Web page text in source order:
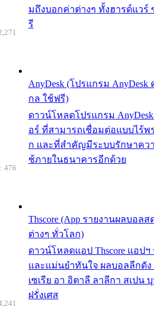
มถึงบอกค่าต่างๆ ทั้งฮารด์แวร์
รี
AnyDesk (โปรแกรม
กล ใช้ฟรี)
ดาวน์โหลดโปรแกรม
อร์ ที่สามารถเชื่อมต่อแบบไร้
ก และที่สำคัญมีระบบรักษาคว
ช้ภายในธนาคารอีกด้วย
Thscore (App รายงานผลบอล
ต่างๆ ทั่วโลก)
ดาวน์โหลดแอป Thscore แอป
และแม่นยำทันใจ ผลบอลลีกดั
เซเรีย อา อิตาลี ลาลีกา สเปน
ฝรั่งเศส
476